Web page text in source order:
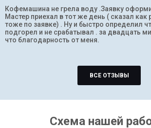
Кофемашина не грела воду .Заявку
Мастер приехал в тот же день ( сказал
тоже по заявке) . Ну и быстро определил
подгорел и не срабатывал . за двадцать
что благодарность от меня.
ВСЕ ОТЗЫВЫ
Схема нашей